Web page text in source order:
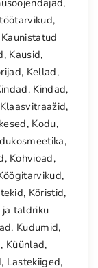
,
Kaunistatud
, Kausid,
, Kellad,
, Kindad,
Klaasvitraažid,
, Kodu,
,
, Kohvioad,
,
, Kõristid,
ja taldriku
, Kudumid,
, Küünlad,
, Lastekiiged,